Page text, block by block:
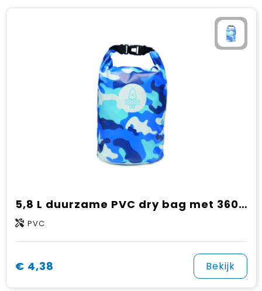
5,8 L duurzame PVC dry bag met 360° design
PVC
€ 4,38 Bekijk